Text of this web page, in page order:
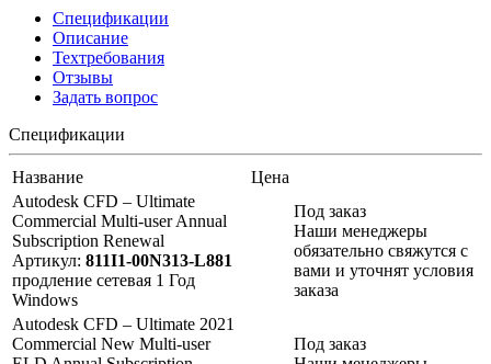
Спецификации
Описание
Техтребования
Отзывы
Задать вопрос
Спецификации
Название
Цена
Autodesk CFD – Ultimate
Commercial Multi-user Annual
Subscription Renewal
Артикул: 811I1-00N313-L881
продление сетевая 1 Год
Windows
Под заказ
Наши менеджеры
обязательно свяжутся с
вами и уточнят условия
заказа
Autodesk CFD – Ultimate 2021
Commercial New Multi-user
Под заказ